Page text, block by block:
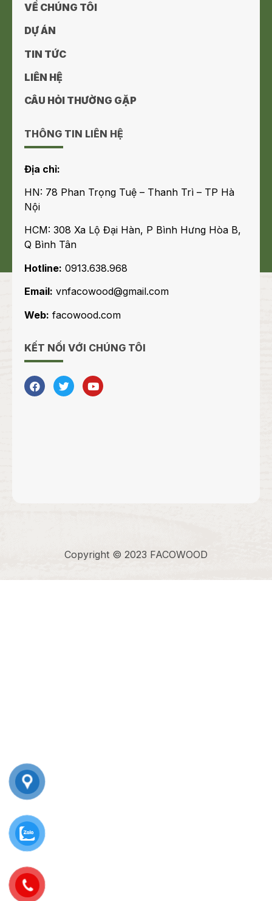
VỀ CHÚNG TÔI
DỰ ÁN
TIN TỨC
LIÊN HỆ
CÂU HỎI THƯỜNG GẶP
THÔNG TIN LIÊN HỆ
Địa chỉ:
HN: 78 Phan Trọng Tuệ – Thanh Trì – TP Hà
Nội
HCM: 308 Xa Lộ Đại Hàn, P Bình Hưng Hòa B,
Q Bình Tân
Hotline: 0913.638.968
Email: vnfacowood@gmail.com
Web: facowood.com
KẾT NỐI VỚI CHÚNG TÔI
Copyright © 2023 FACOWOOD